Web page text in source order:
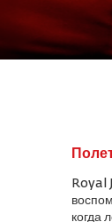
Royal
когда